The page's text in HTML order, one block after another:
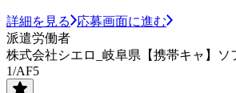
詳細を見る
応募画面に進む
派遣労働者
株式会社シエロ_岐阜県【携帯キャ】ソ
1/AF5